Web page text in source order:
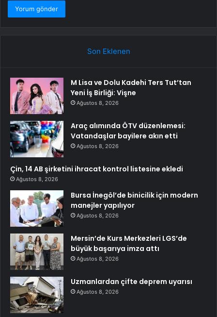
Son Eklenen
M Lisa ve Dolu Kadehi Ters Tut’tan
Yeni İş Birliği: Vişne
Ağustos 8, 2026
Araç alımında ÖTV düzenlemesi:
Vatandaşlar bayilere akın etti
Ağustos 8, 2026
Çin, 14 AB şirketini ihracat kontrol listesine ekledi
Ağustos 8, 2026
Bursa İnegöl’de binicilik için modern
manejler yapılıyor
Ağustos 8, 2026
Mersin’de Kurs Merkezleri LGS’de
büyük başarıya imza attı
Ağustos 8, 2026
Uzmanlardan çifte deprem uyarısı
Ağustos 8, 2026